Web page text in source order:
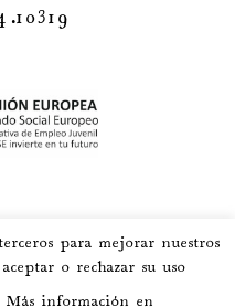
para mejorar nuestros
o rechazar su uso
Más información en